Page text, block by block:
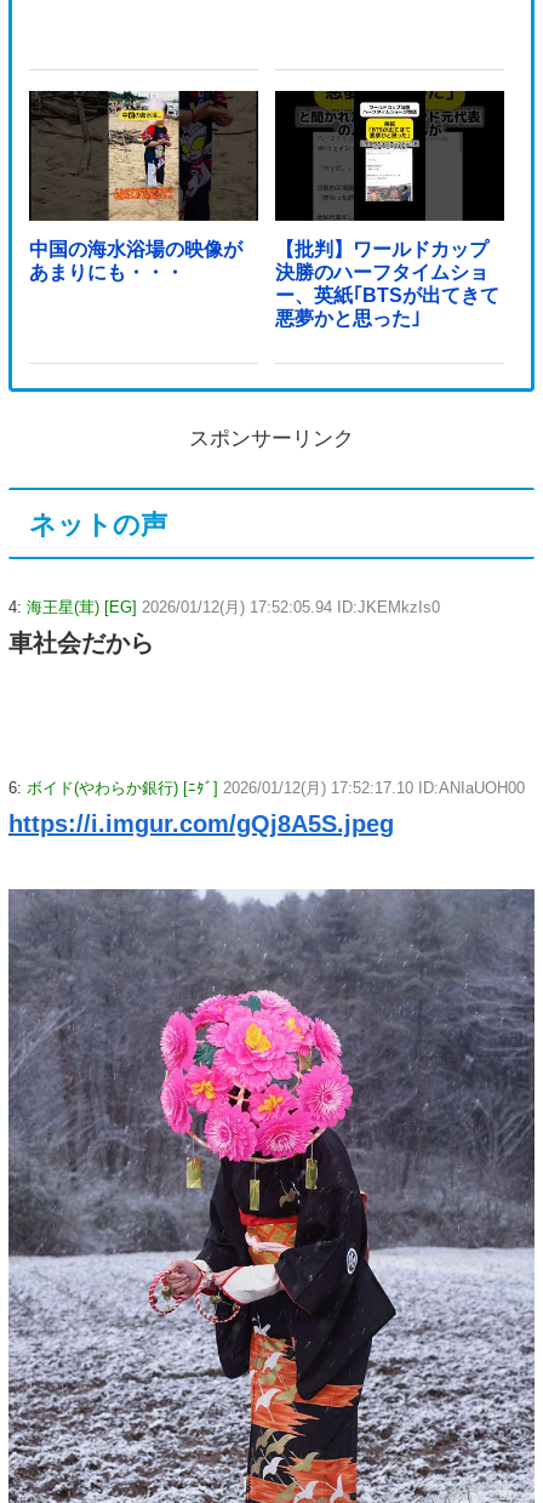
中国の海水浴場の映像が
あまりにも・・・
【批判】ワールドカップ
決勝のハーフタイムショ
ー、英紙｢BTSが出てきて
悪夢かと思った｣
スポンサーリンク
ネットの声
4: 海王星(茸) [EG] 2026/01/12(月) 17:52:05.94 ID:JKEMkzIs0
車社会だから
6: ボイド(やわらか銀行) [ﾆﾀﾞ] 2026/01/12(月) 17:52:17.10 ID:ANIaUOH00
https://i.imgur.com/gQj8A5S.jpeg